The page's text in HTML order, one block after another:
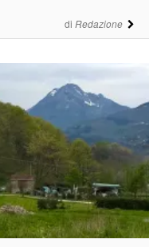
di Redazione